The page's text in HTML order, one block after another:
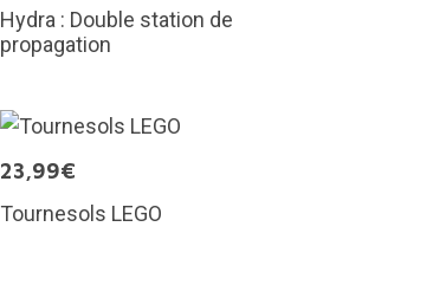
Hydra : Double station de
propagation
23,99€
Tournesols LEGO